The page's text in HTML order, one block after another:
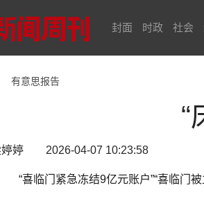
封面 时政 社会
有意思报告
“
婷婷 2026-04-07 10:23:58
“喜临门紧急冻结9亿元账户”“喜临门